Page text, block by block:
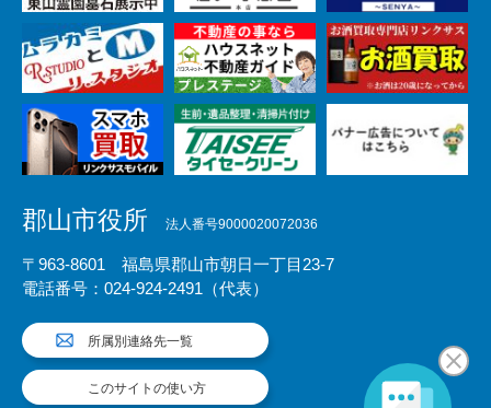
郡山市役所 法人番号9000020072036
〒963-8601 福島県郡山市朝日一丁目23-7
電話番号：024-924-2491（代表）
所属別連絡先一覧
このサイトの使い方